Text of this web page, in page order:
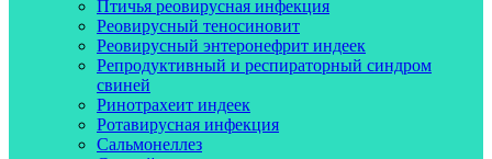
Птичья реовирусная инфекция
Реовирусный теносиновит
Реовирусный энтеронефрит индеек
Репродуктивный и респираторный синдром
свиней
Ринотрахеит индеек
Ротавирусная инфекция
Сальмонеллез